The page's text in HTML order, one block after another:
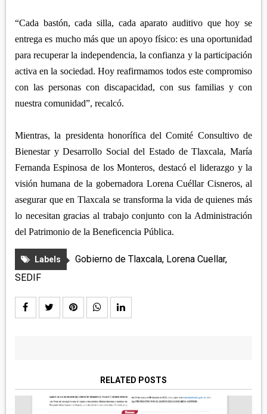
“Cada bastón, cada silla, cada aparato auditivo que hoy se
entrega es mucho más que un apoyo físico: es una oportunidad
para recuperar la independencia, la confianza y la participación
activa en la sociedad. Hoy reafirmamos todos este compromiso
con las personas con discapacidad, con sus familias y con
nuestra comunidad”, recalcó.
Mientras, la presidenta honorífica del Comité Consultivo de
Bienestar y Desarrollo Social del Estado de Tlaxcala, María
Fernanda Espinosa de los Monteros, destacó el liderazgo y la
visión humana de la gobernadora Lorena Cuéllar Cisneros, al
asegurar que en Tlaxcala se transforma la vida de quienes más
lo necesitan gracias al trabajo conjunto con la Administración
del Patrimonio de la Beneficencia Pública.
Labels Gobierno de Tlaxcala, Lorena Cuellar,
SEDIF
RELATED POSTS